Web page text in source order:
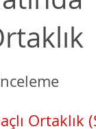
Maden, Enerji
ve
Ortaklık